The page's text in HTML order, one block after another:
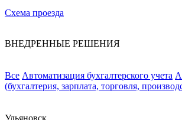
Схема проезда
ВНЕДРЕННЫЕ РЕШЕНИЯ
Все Автоматизация бухгалтерского учета
(бухгалтерия, зарплата, торговля,
Ульяновск